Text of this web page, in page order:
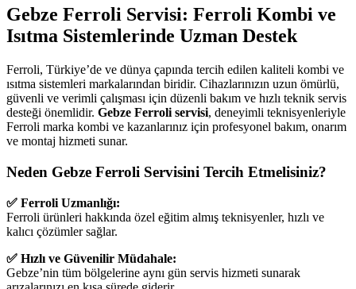
Gebze Ferroli Servisi: Ferroli Kombi ve
Isıtma Sistemlerinde Uzman Destek
Ferroli, Türkiye’de ve dünya çapında tercih edilen kaliteli kombi ve
ısıtma sistemleri markalarından biridir. Cihazlarınızın uzun ömürlü,
güvenli ve verimli çalışması için düzenli bakım ve hızlı teknik servis
desteği önemlidir. Gebze Ferroli servisi, deneyimli teknisyenleriyle
Ferroli marka kombi ve kazanlarınız için profesyonel bakım, onarım
ve montaj hizmeti sunar.
Neden Gebze Ferroli Servisini Tercih Etmelisiniz?
✅ Ferroli Uzmanlığı:
Ferroli ürünleri hakkında özel eğitim almış teknisyenler, hızlı ve
kalıcı çözümler sağlar.
✅ Hızlı ve Güvenilir Müdahale:
Gebze’nin tüm bölgelerine aynı gün servis hizmeti sunarak